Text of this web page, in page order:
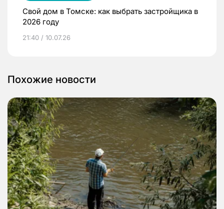
Свой дом в Томске: как выбрать застройщика в
2026 году
21:40 / 10.07.26
Похожие новости